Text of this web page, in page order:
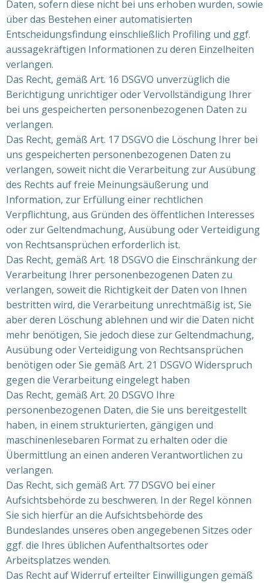
Daten, sofern diese nicht bei uns erhoben wurden, sowie
über das Bestehen einer automatisierten
Entscheidungsfindung einschließlich Profiling und ggf.
aussagekräftigen Informationen zu deren Einzelheiten
verlangen.
Das Recht, gemäß Art. 16 DSGVO unverzüglich die
Berichtigung unrichtiger oder Vervollständigung Ihrer
bei uns gespeicherten personenbezogenen Daten zu
verlangen.
Das Recht, gemäß Art. 17 DSGVO die Löschung Ihrer bei
uns gespeicherten personenbezogenen Daten zu
verlangen, soweit nicht die Verarbeitung zur Ausübung
des Rechts auf freie Meinungsäußerung und
Information, zur Erfüllung einer rechtlichen
Verpflichtung, aus Gründen des öffentlichen Interesses
oder zur Geltendmachung, Ausübung oder Verteidigung
von Rechtsansprüchen erforderlich ist.
Das Recht, gemäß Art. 18 DSGVO die Einschränkung der
Verarbeitung Ihrer personenbezogenen Daten zu
verlangen, soweit die Richtigkeit der Daten von Ihnen
bestritten wird, die Verarbeitung unrechtmäßig ist, Sie
aber deren Löschung ablehnen und wir die Daten nicht
mehr benötigen, Sie jedoch diese zur Geltendmachung,
Ausübung oder Verteidigung von Rechtsansprüchen
benötigen oder Sie gemäß Art. 21 DSGVO Widerspruch
gegen die Verarbeitung eingelegt haben
Das Recht, gemäß Art. 20 DSGVO Ihre
personenbezogenen Daten, die Sie uns bereitgestellt
haben, in einem strukturierten, gängigen und
maschinenlesebaren Format zu erhalten oder die
Übermittlung an einen anderen Verantwortlichen zu
verlangen.
Das Recht, sich gemäß Art. 77 DSGVO bei einer
Aufsichtsbehörde zu beschweren. In der Regel können
Sie sich hierfür an die Aufsichtsbehörde des
Bundeslandes unseres oben angegebenen Sitzes oder
ggf. die Ihres üblichen Aufenthaltsortes oder
Arbeitsplatzes wenden.
Das Recht auf Widerruf erteilter Einwilligungen gemäß